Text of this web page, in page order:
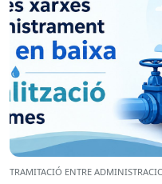
TRAMITACIÓ ENTRE